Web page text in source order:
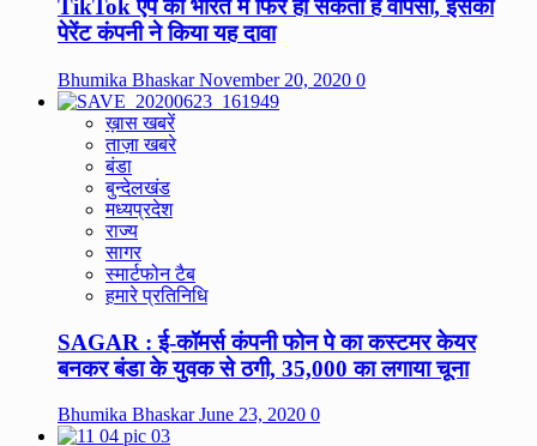
TikTok ऐप की भारत में फिर हो सकती है वापसी, इसकी
पेरेंट कंपनी ने किया यह दावा
Bhumika BhaskarNovember 20, 2020 0
ख़ास खबरें
ताज़ा खबरे
बंडा
बुन्देलखंड
मध्यप्रदेश
राज्य
सागर
स्मार्टफोन टैब
हमारे प्रतिनिधि
SAGAR : ई-कॉमर्स कंपनी फोन पे का कस्टमर केयर
बनकर बंडा के युवक से ठगी, 35,000 का लगाया चूना
Bhumika BhaskarJune 23, 2020 0